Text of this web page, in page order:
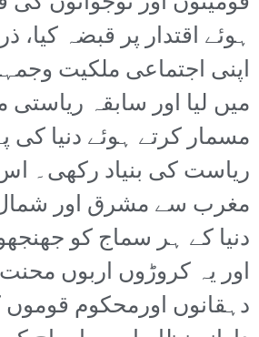
ہوئے اقتدار پر قبضہ کیا،
اپنی اجتماعی ملکیت
میں لیا اور سابقہ
مسمار کرتے ہوئے دنیا کی
ریاست کی بنیاد رکھی۔
مغرب سے مشرق اور
دنیا کے ہر سماج کو
اور یہ کروڑوں اربوں
دہقانوں اورمحکوم قوموں